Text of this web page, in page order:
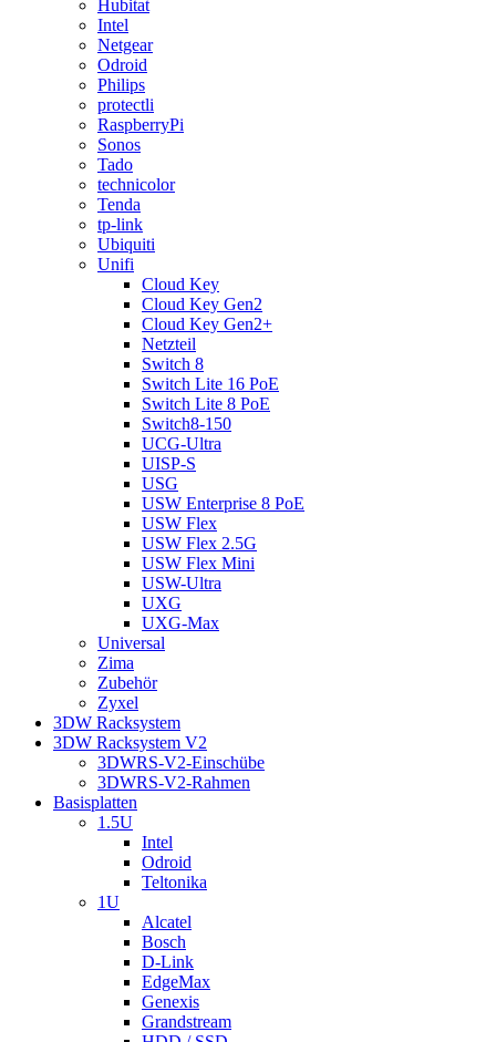
Hubitat
Intel
Netgear
Odroid
Philips
protectli
RaspberryPi
Sonos
Tado
technicolor
Tenda
tp-link
Ubiquiti
Unifi
Cloud Key
Cloud Key Gen2
Cloud Key Gen2+
Netzteil
Switch 8
Switch Lite 16 PoE
Switch Lite 8 PoE
Switch8-150
UCG-Ultra
UISP-S
USG
USW Enterprise 8 PoE
USW Flex
USW Flex 2.5G
USW Flex Mini
USW-Ultra
UXG
UXG-Max
Universal
Zima
Zubehör
Zyxel
3DW Racksystem
3DW Racksystem V2
3DWRS-V2-Einschübe
3DWRS-V2-Rahmen
Basisplatten
1.5U
Intel
Odroid
Teltonika
1U
Alcatel
Bosch
D-Link
EdgeMax
Genexis
Grandstream